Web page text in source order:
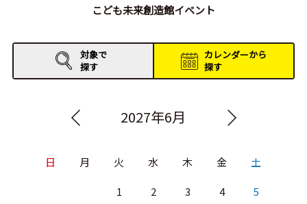
お知らせ
イベントレポート
こども未来創造館イベント
対象で
探す
カレンダーから
探す
2027年6月
日 月 火 水 木 金 土
1 2 3 4 5